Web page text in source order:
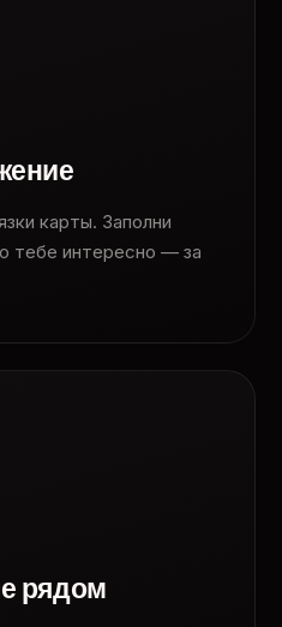
карты. Заполни
тебе интересно — за
рядом